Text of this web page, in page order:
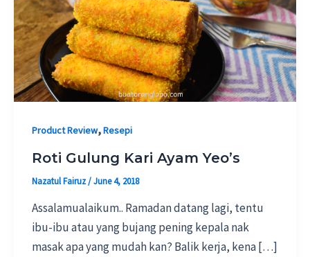
Product Review,Resepi
Roti Gulung Kari Ayam Yeo’s
Nazatul Fairuz/June 4, 2018
Assalamualaikum.. Ramadan datang lagi, tentu
ibu-ibu atau yang bujang pening kepala nak
masak apa yang mudah kan? Balik kerja, kena […]